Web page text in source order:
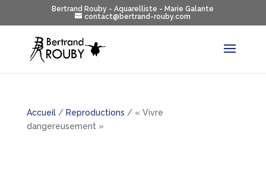
Bertrand Rouby - Aquarelliste - Marie Galante
contact@bertrand-rouby.com
Accueil/ Reproductions / « Vivre
dangereusement »